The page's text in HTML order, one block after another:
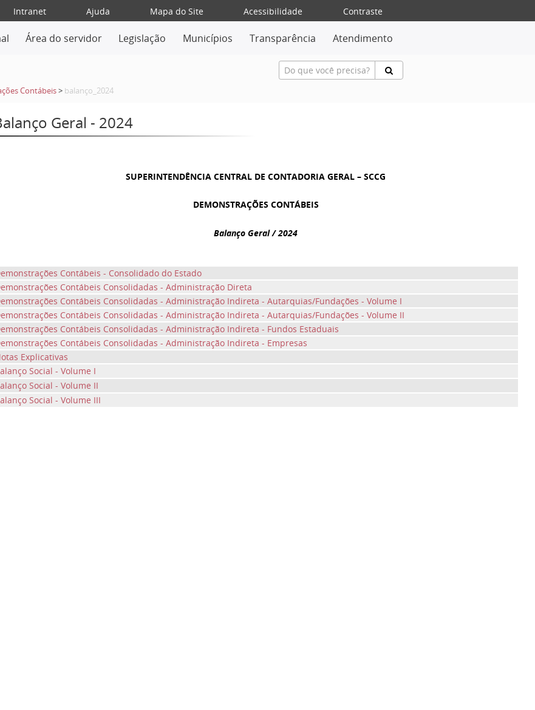
Intranet Ajuda Mapa do Site Acessibilidade
Contraste
Área do servidor Legislação Municípios Transparência Atendimento
Contábeis > balanço_2024
Geral - 2024
SUPERINTENDÊNCIA CENTRAL DE CONTADORIA GERAL – SCCG
DEMONSTRAÇÕES CONTÁBEIS
Balanço Geral / 2024
Contábeis - Consolidado do Estado
Contábeis Consolidadas - Administração Direta
Contábeis Consolidadas - Administração Indireta - Autarquias/Fundações - Volume I
Contábeis Consolidadas - Administração Indireta - Autarquias/Fundações - Volume II
Contábeis Consolidadas - Administração Indireta - Fundos Estaduais
Contábeis Consolidadas - Administração Indireta - Empresas
Explicativas
Social - Volume I
Social - Volume II
Social - Volume III